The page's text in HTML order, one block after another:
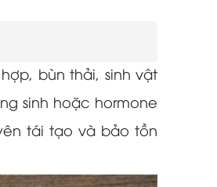
bùn thải, sinh vật
sinh hoặc hormone
tái tạo và bảo tồn